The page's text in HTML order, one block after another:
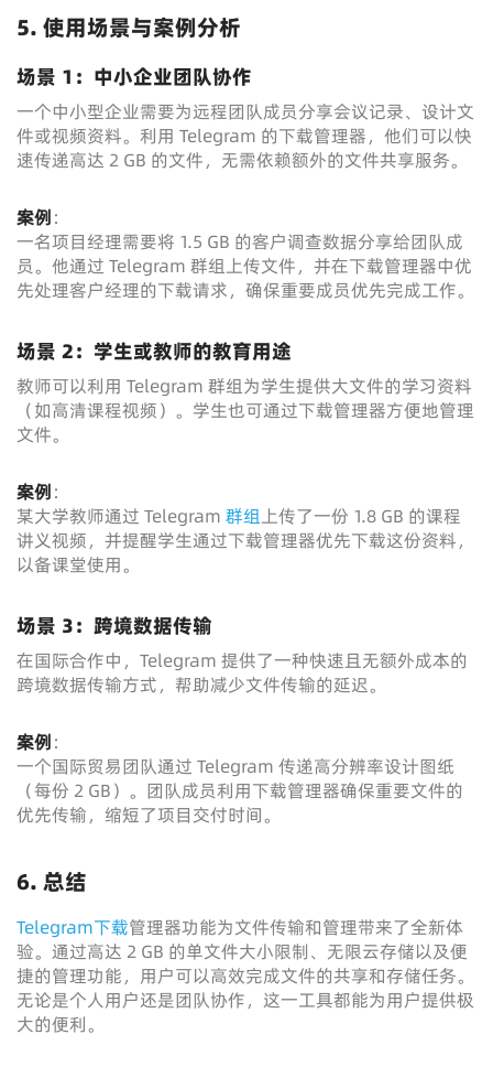
5. 使用场景与案例分析
场景 1：中小企业团队协作
一个中小型企业需要为远程团队成员分享会议记录、设计文
件或视频资料。利用 Telegram 的下载管理器，他们可以快
速传递高达 2 GB 的文件，无需依赖额外的文件共享服务。
案例：
一名项目经理需要将 1.5 GB 的客户调查数据分享给团队成
员。他通过 Telegram 群组上传文件，并在下载管理器中优
先处理客户经理的下载请求，确保重要成员优先完成工作。
场景 2：学生或教师的教育用途
教师可以利用 Telegram 群组为学生提供大文件的学习资料
（如高清课程视频）。学生也可通过下载管理器方便地管理
文件。
案例：
某大学教师通过 Telegram 群组上传了一份 1.8 GB 的课程
讲义视频，并提醒学生通过下载管理器优先下载这份资料，
以备课堂使用。
场景 3：跨境数据传输
在国际合作中，Telegram 提供了一种快速且无额外成本的
跨境数据传输方式，帮助减少文件传输的延迟。
案例：
一个国际贸易团队通过 Telegram 传递高分辨率设计图纸
（每份 2 GB）。团队成员利用下载管理器确保重要文件的
优先传输，缩短了项目交付时间。
6. 总结
Telegram下载管理器功能为文件传输和管理带来了全新体
验。通过高达 2 GB 的单文件大小限制、无限云存储以及便
捷的管理功能，用户可以高效完成文件的共享和存储任务。
无论是个人用户还是团队协作，这一工具都能为用户提供极
大的便利。